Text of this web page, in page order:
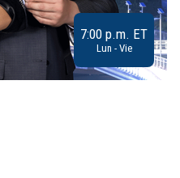
7:00 p.m. ET
Lun - Vie